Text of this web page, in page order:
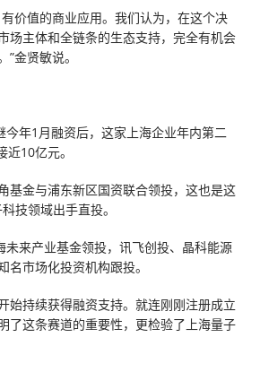
价值的商业应用。我们认为，在这个决
场主体和全链条的生态支持，完全有机会
金贤敏说。
年1月融资后，这家上海企业年内第二
10亿元。
基金与浦东新区国资联合领投，这也是这
技领域出手直投。
来产业基金领投，讯飞创投、晶科能源
市场化投资机构跟投。
始持续获得融资支持。就连刚刚注册成立
了这条赛道的重要性，更检验了上海量子